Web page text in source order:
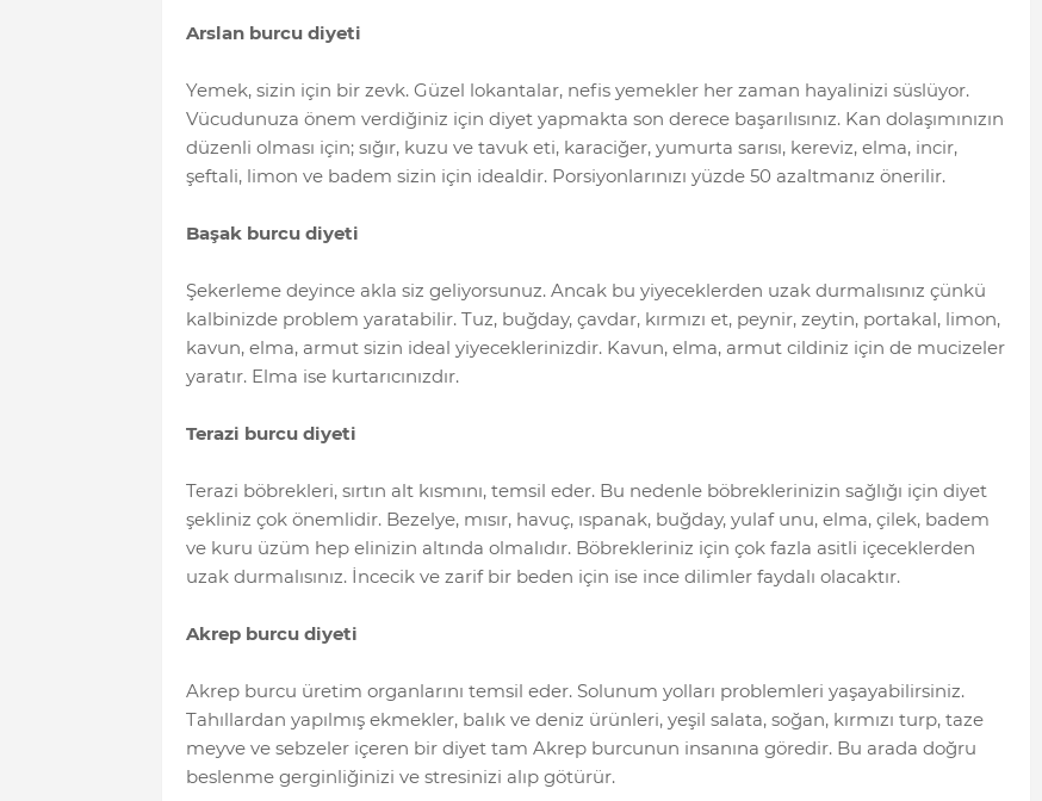
Arslan burcu diyeti
Yemek, sizin için bir zevk. Güzel lokantalar, nefis yemekler her zaman hayalinizi süslüyor.
Vücudunuza önem verdiğiniz için diyet yapmakta son derece başarılısınız. Kan dolaşımınızın
düzenli olması için; sığır, kuzu ve tavuk eti, karaciğer, yumurta sarısı, kereviz, elma, incir,
şeftali, limon ve badem sizin için idealdir. Porsiyonlarınızı yüzde 50 azaltmanız önerilir.
Başak burcu diyeti
Şekerleme deyince akla siz geliyorsunuz. Ancak bu yiyeceklerden uzak durmalısınız çünkü
kalbinizde problem yaratabilir. Tuz, buğday, çavdar, kırmızı et, peynir, zeytin, portakal, limon,
kavun, elma, armut sizin ideal yiyeceklerinizdir. Kavun, elma, armut cildiniz için de mucizeler
yaratır. Elma ise kurtarıcınızdır.
Terazi burcu diyeti
Terazi böbrekleri, sırtın alt kısmını, temsil eder. Bu nedenle böbreklerinizin sağlığı için diyet
şekliniz çok önemlidir. Bezelye, mısır, havuç, ıspanak, buğday, yulaf unu, elma, çilek, badem
ve kuru üzüm hep elinizin altında olmalıdır. Böbrekleriniz için çok fazla asitli içeceklerden
uzak durmalısınız. İncecik ve zarif bir beden için ise ince dilimler faydalı olacaktır.
Akrep burcu diyeti
Akrep burcu üretim organlarını temsil eder. Solunum yolları problemleri yaşayabilirsiniz.
Tahıllardan yapılmış ekmekler, balık ve deniz ürünleri, yeşil salata, soğan, kırmızı turp, taze
meyve ve sebzeler içeren bir diyet tam Akrep burcunun insanına göredir. Bu arada doğru
beslenme gerginliğinizi ve stresinizi alıp götürür.